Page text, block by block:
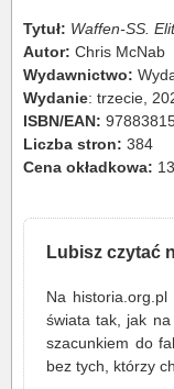
Tytuł: Waffen-SS.
Autor: Chris McNab
Wydawnictwo:
Wydanie: trzecie,
ISBN/EAN:
Liczba stron: 384
Cena okładkowa:
Lubisz czytać
Na
świata tak, jak
szacunkiem do
bez tych, którzy